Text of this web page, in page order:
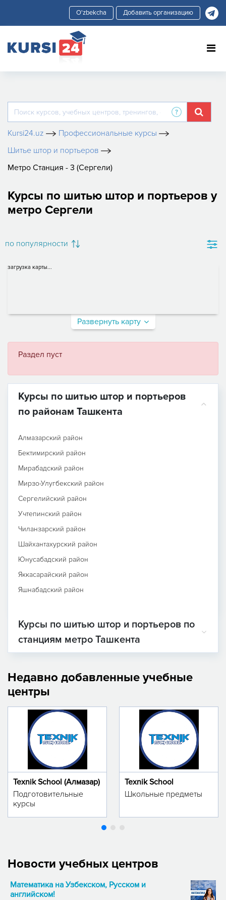
Добавить организацию
Kursi24.uz
Профессиональные курсы
Шитье штор и портьеров
Метро Станция - 3 (Сергели)
Курсы по шитью штор и портьеров у
метро Сергели
по популярности
загрузка карты...
Развернуть карту
Раздел пуст
Курсы по шитью штор и портьеров
по районам Ташкента
Алмазарский район
Бектимирский район
Мирабадский район
Мирзо-Улугбекский район
Сергелийский район
Учтепинский район
Чиланзарский район
Шайхантахурский район
Юнусабадский район
Яккасарайский район
Яшнабадский район
Курсы по шитью штор и портьеров по
станциям метро Ташкента
Недавно добавленные учебные
центры
Texnik School (Алмазар)
Подготовительные
курсы
Texnik School
Школьные предметы
Новости учебных центров
Математика на Узбекском, Русском и
английском!